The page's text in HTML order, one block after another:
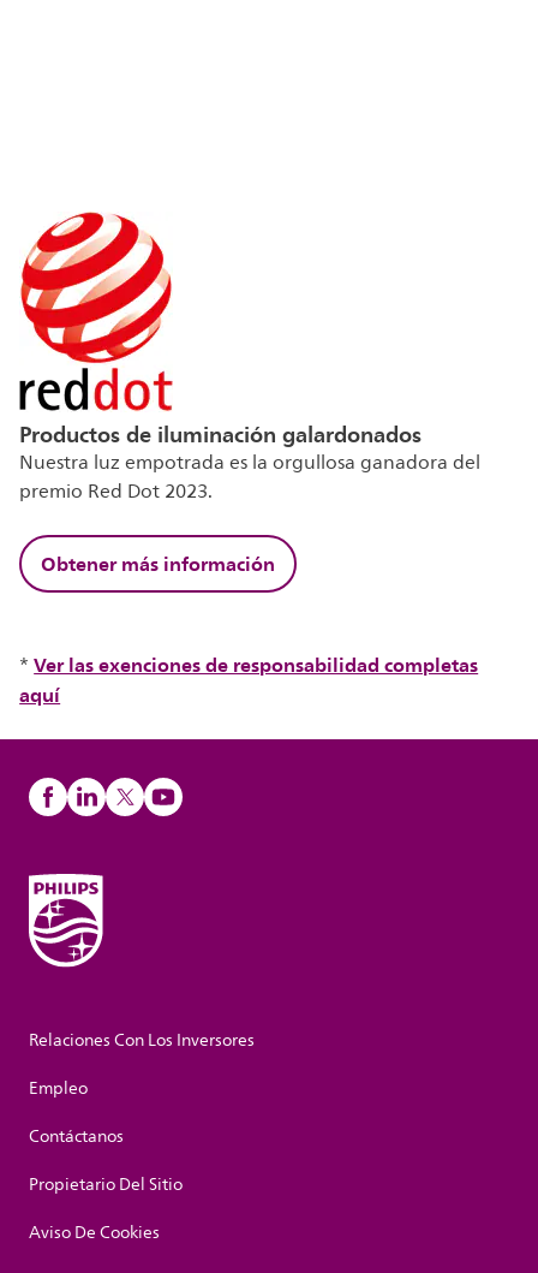
Productos de iluminación galardonados
Nuestra luz empotrada es la orgullosa ganadora del
premio Red Dot 2023.
Obtener más información
*Ver las exenciones de responsabilidad completas
aquí
Relaciones Con Los Inversores
Empleo
Contáctanos
Propietario Del Sitio
Aviso De Cookies